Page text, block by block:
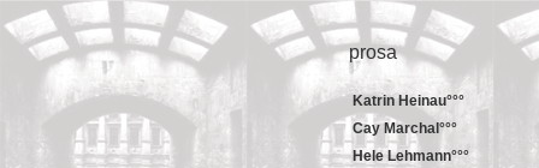
prosa
Katrin Heinau°°°
Cay Marchal°°°
Hele Lehmann°°°